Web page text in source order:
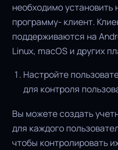
необходимо установить
программу- клиент.
поддерживаются на
Linux, macOS и других
Настройте
для контроля
Вы можете создать
для каждого
чтобы контролировать